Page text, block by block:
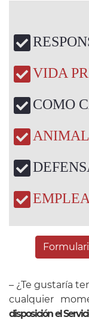
VIDA
COMO
– ¿Te gustaría
cualquier
disposición el